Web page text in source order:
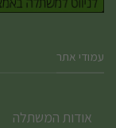
עמודי אתר
אודות המשתלה